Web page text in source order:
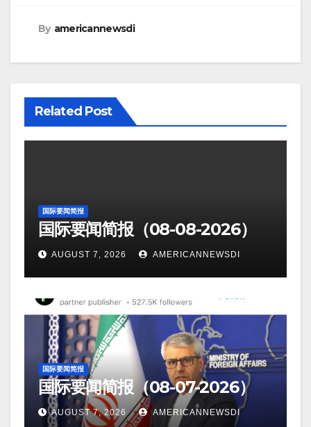
By americannewsdi
Related Post
国际要闻简报
国际要闻简报（08-08-2026）
AUGUST 7, 2026 AMERICANNEWSDI
国际要闻简报
国际要闻简报（08-07-2026）
AUGUST 7, 2026 AMERICANNEWSDI